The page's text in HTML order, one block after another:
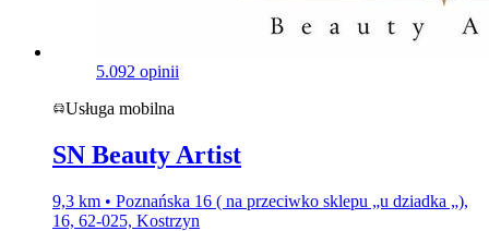
5.092 opinii
Usługa mobilna
SN Beauty Artist
9,3 km • Poznańska 16 ( na przeciwko sklepu „u dziadka „),
16, 62-025, Kostrzyn